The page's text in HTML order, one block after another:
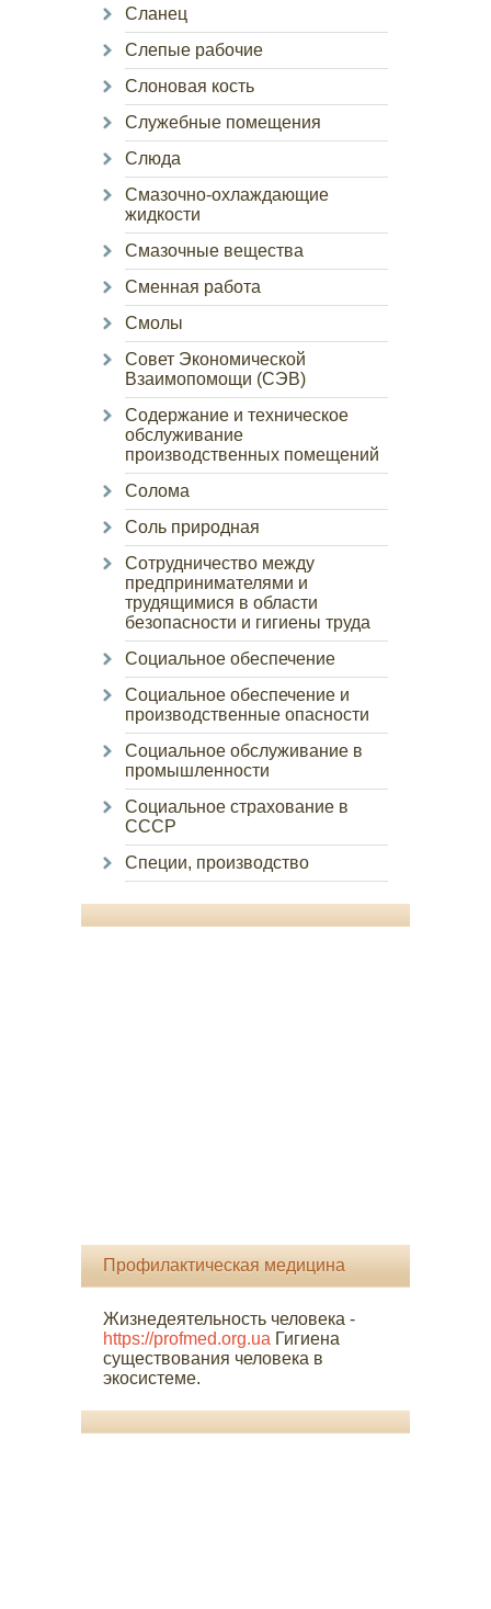
Сланец
Слепые рабочие
Слоновая кость
Служебные помещения
Слюда
Смазочно-охлаждающие
жидкости
Смазочные вещества
Сменная работа
Смолы
Совет Экономической
Взаимопомощи (СЭВ)
Содержание и техническое
обслуживание
производственных помещений
Солома
Соль природная
Сотрудничество между
предпринимателями и
трудящимися в области
безопасности и гигиены труда
Социальное обеспечение
Социальное обеспечение и
производственные опасности
Социальное обслуживание в
промышленности
Социальное страхование в
СССР
Специи, производство
Профилактическая медицина
Жизнедеятельность человека -
https://profmed.org.ua Гигиена
существования человека в
экосистеме.